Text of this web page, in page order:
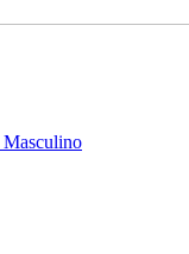
Masculino